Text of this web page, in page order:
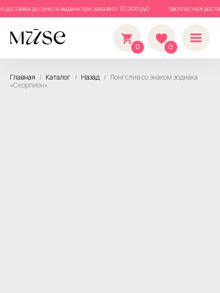
доставка до пункта выдачи при заказе от 10.000 руб Бесплатная
0
Главная Каталог Назад
Лонгслив со знаком зодиака
«Скорпион»